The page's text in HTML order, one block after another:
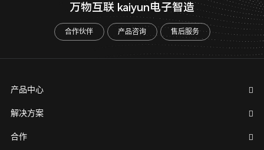
万物互联 kaiyun电子智造
合作伙伴 产品咨询 售后服务
产品中心
解决方案
合作